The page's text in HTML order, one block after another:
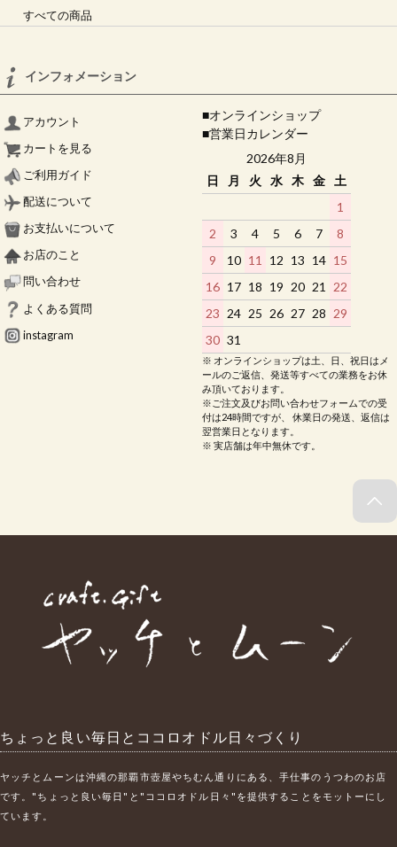
すべての商品
インフォメーション
アカウント
カートを見る
ご利用ガイド
配送について
お支払いについて
お店のこと
問い合わせ
よくある質問
instagram
■オンラインショップ
■営業日カレンダー
2026年8月
日
月 火 水 木 金
土
1
2
3 4 5 6 7
8
9
10 11 12 13 14 15
16 17 18 19 20 21
22
23 24 25 26 27 28 29
30 31
※ オンラインショップは土、日、祝日はメ
ールのご返信、発送等すべての業務をお休
み頂いております。
※ご注文及びお問い合わせフォームでの受
付は24時間ですが、 休業日の発送、返信は
翌営業日となります。
※ 実店舗は年中無休です。
ちょっと良い毎日とココロオドル日々づくり
ヤッチとムーンは沖縄の那覇市壺屋やちむん通りにある、手仕事のうつわのお店
です。"ちょっと良い毎日"と"ココロオドル日々"を提供することをモットーにし
ています。